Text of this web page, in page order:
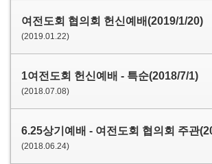
여전도회 협의회 헌신예배(2019/1/20)
(2019.01.22)
1여전도회 헌신예배 - 특순(2018/7/1)
(2018.07.08)
(2018.06.24)